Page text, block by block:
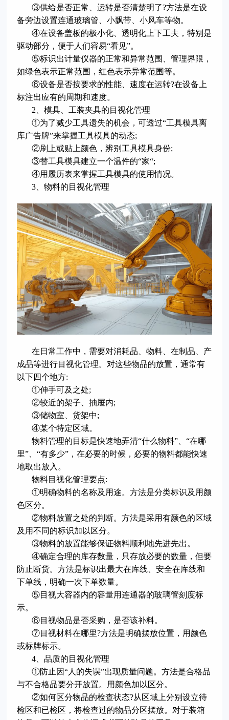
③供给是否正常、运转是否清楚明了?方法是在设
备旁边设置连通玻璃管、小飘带、小风车等物。
④在设备盖板的极小化、透明化上下工夫，特别是
驱动部分，便于人们容易“看见”。
⑤标识出计量仪器的正常和异常范围、管理界限，
如绿色表示正常范围，红色表示异常范围等。
⑥设备是否按要求的性能、速度在运转?在设备上
标注出应有的周期和速度。
2、模具、工装夹具的目视化管理
①为了减少工具遗失的机会，可透过“工具模具离
库广告牌”来掌握工具模具的动态;
②刷上或贴上颜色，辨别工具模具身份;
③替工具模具建立一个温件的“家“;
④用履历表来掌握工具模具的使用情况。
3、物料的目视化管理
在日常工作中，需要对消耗品、物料、在制品、产
成品等进行目视化管理。对这些物品的放置，通常有
以下四个地方:
①伸手可及之处;
②较近的架子、抽屉内;
③储物室、货架中;
④某个特定区域。
物料管理的目标是快速地弄清“什么物料”、“在哪
里”、“有多少”，在必要的时候，必要的物料都能快速
地取出放入。
物料目视化管理要点:
①明确物料的名称及用途。方法是分类标识及用颜
色区分。
②物料放置之处的判断。方法是采用有颜色的区域
及用不同的标识加以区分。
③物料的放置能够保证物料顺利地先进先出。
④确定合理的库存数量，只存放必要的数量，但要
防止断货。方法是标识出最大在库线、安全在库线和
下单线，明确一次下单数量。
⑤目视大容器内的容量用连通器的玻璃管刻度标
示。
⑥目视物品是否采购，是否该补料。
⑦目视材料在哪里?方法是明确摆放位置，用颜色
或标牌标示。
4、品质的目视化管理
①防止因“人的失误”出现质量问题。方法是合格品
与不合格品要分开放置。用颜色加以区分。
②如何区分物品的检查状态?从区域上分别设立待
检区和已检区，将检查过的物品分区摆放。对于装箱